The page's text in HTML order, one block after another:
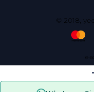
© 2018,